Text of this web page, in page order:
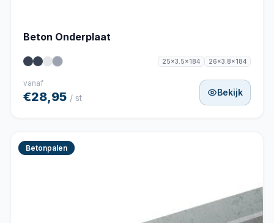
Beton Onderplaat
25x3.5x184 26x3.8x184
vanaf
€28,95 / st
Bekijk
Betonpalen